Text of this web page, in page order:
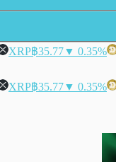
XRP฿35.77▼ 0.35%
XRP฿35.77▼ 0.35%